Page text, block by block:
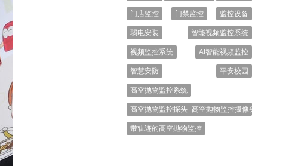
门店监控 门禁监控 监控设备
弱电安装 智能视频监控系统
视频监控系统 AI智能视频监控
智慧安防 平安校园
高空抛物监控系统
高空抛物监控探头_高空抛物监控摄像头_高空抛物
带轨迹的高空抛物监控